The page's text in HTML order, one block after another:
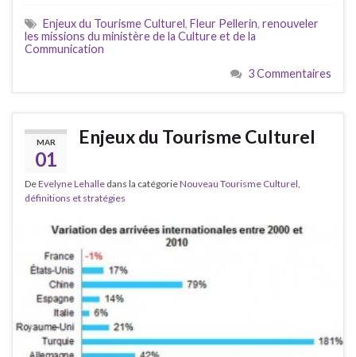
Enjeux du Tourisme Culturel, Fleur Pellerin, renouveler
les missions du ministère de la Culture et de la
Communication
3 Commentaires
MAR
01
Enjeux du Tourisme Culturel
DeEvelyne Lehalle dans la catégorieNouveau Tourisme Culturel,
définitions et stratégies